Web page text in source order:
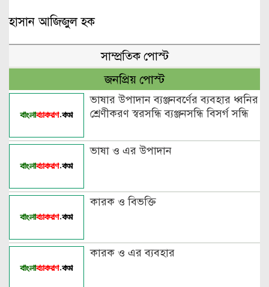
হাসান আজিজুল হক
সাম্প্রতিক পোস্ট
জনপ্রিয় পোস্ট
ভাষার উপাদান ব্যঞ্জনবর্ণের ব্যবহার ধ্বনির
শ্রেণীকরণ স্বরসন্ধি ব্যঞ্জনসন্ধি বিসর্গ সন্ধি
ভাষা ও এর উপাদান
কারক ও বিভক্তি
কারক ও এর ব্যবহার